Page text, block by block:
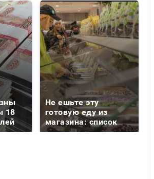
18
Не ешьте эту
готовую еду из
магазина: список